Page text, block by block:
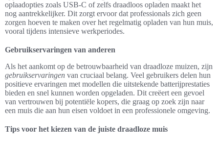
oplaadopties zoals USB-C of zelfs draadloos opladen maakt het
nog aantrekkelijker. Dit zorgt ervoor dat professionals zich geen
zorgen hoeven te maken over het regelmatig opladen van hun muis,
vooral tijdens intensieve werkperiodes.
Gebruikservaringen van anderen
Als het aankomt op de betrouwbaarheid van draadloze muizen, zijn
gebruikservaringen van cruciaal belang. Veel gebruikers delen hun
positieve ervaringen met modellen die uitstekende batterijprestaties
bieden en snel kunnen worden opgeladen. Dit creëert een gevoel
van vertrouwen bij potentiële kopers, die graag op zoek zijn naar
een muis die aan hun eisen voldoet in een professionele omgeving.
Tips voor het kiezen van de juiste draadloze muis